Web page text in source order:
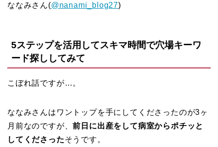
ななみさん(@nanami_blog27)
5ステップを活用してスキマ時間で穴場キーワ
ード探ししてみて
こぼれ話ですが…。
ななみさんはワントップを手にしてくださったのが3ヶ
月前なのですが、前日に出産をして病室からポチッと
してくださったそうです。